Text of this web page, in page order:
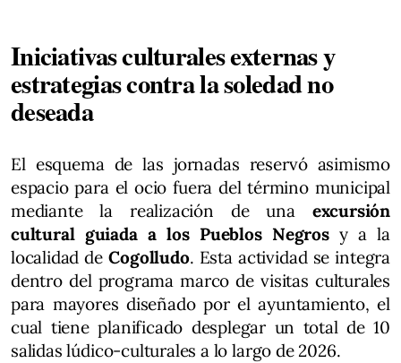
Iniciativas culturales externas y
estrategias contra la soledad no
deseada
El esquema de las jornadas reservó asimismo
espacio para el ocio fuera del término municipal
mediante la realización de una excursión
cultural guiada a los Pueblos Negrosy a la
localidad deCogolludo. Esta actividad se integra
dentro del programa marco de visitas culturales
para mayores diseñado por el ayuntamiento, el
cual tiene planificado desplegar un total de 10
salidas lúdico-culturales a lo largo de 2026.